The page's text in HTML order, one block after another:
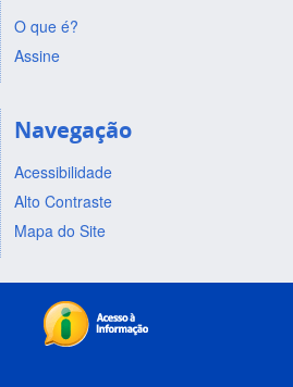
O que é?
Assine
Navegação
Acessibilidade
Alto Contraste
Mapa do Site